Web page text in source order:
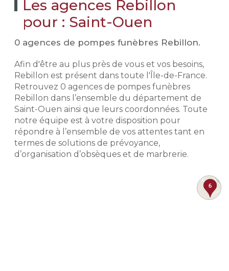
Les agences Rebillon
pour : Saint-Ouen
0 agences de pompes funèbres Rebillon.
Afin d'être au plus près de vous et vos besoins,
Rebillon est présent dans toute l'Île-de-France.
Retrouvez 0 agences de pompes funèbres
Rebillon dans l’ensemble du département de
Saint-Ouen ainsi que leurs coordonnées. Toute
notre équipe est à votre disposition pour
répondre à l’ensemble de vos attentes tant en
termes de solutions de prévoyance,
d’organisation d’obsèques et de marbrerie.